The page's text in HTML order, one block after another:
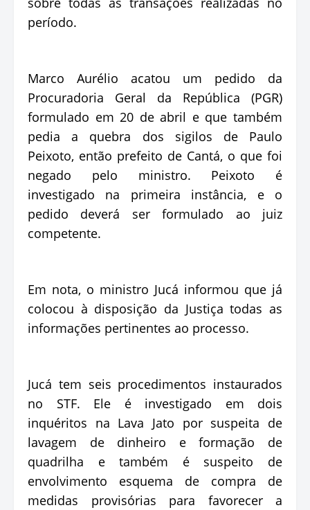
período.
Marco Aurélio acatou um pedido da
Procuradoria Geral da República (PGR)
formulado em 20 de abril e que também
pedia a quebra dos sigilos de Paulo
Peixoto, então prefeito de Cantá, o que foi
negado pelo ministro. Peixoto é
investigado na primeira instância, e o
pedido deverá ser formulado ao juiz
competente.
Em nota, o ministro Jucá informou que já
colocou à disposição da Justiça todas as
informações pertinentes ao processo.
Jucá tem seis procedimentos instaurados
no STF. Ele é investigado em dois
inquéritos na Lava Jato por suspeita de
lavagem de dinheiro e formação de
quadrilha e também é suspeito de
envolvimento esquema de compra de
medidas provisórias para favorecer a